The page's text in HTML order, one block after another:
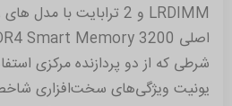
شرطی که از دو پردازنده مرکزی
یونیت ویژگی‌های سخت‌افزاری